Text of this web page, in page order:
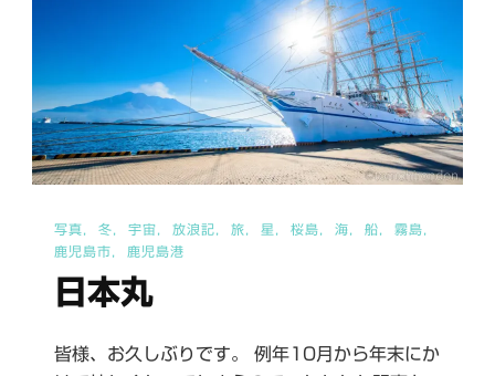
の
写真 冬 宇宙 放浪記 旅 星 桜島 海 船
霧島
鹿児島市
鹿児島港
日本丸
皆様、お久しぶりです。 例年10月から年末にか